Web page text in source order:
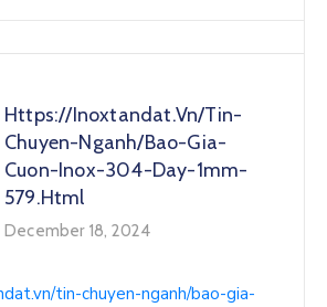
Https://inoxtandat.vn/tin-
Chuyen-Nganh/bao-Gia-
Cuon-Inox-304-Day-1mm-
579.html
December 18, 2024
tin-chuyen-nganh/bao-gia-